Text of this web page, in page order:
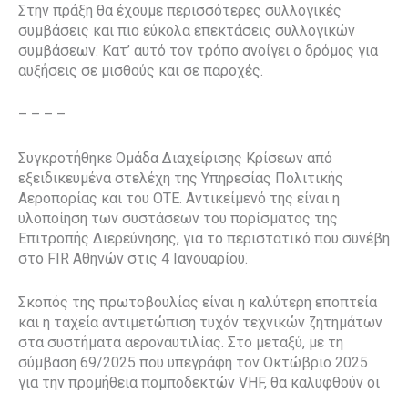
Στην πράξη θα έχουμε περισσότερες συλλογικές
συμβάσεις και πιο εύκολα επεκτάσεις συλλογικών
συμβάσεων. Κατ’ αυτό τον τρόπο ανοίγει ο δρόμος για
αυξήσεις σε μισθούς και σε παροχές.
– – – –
Συγκροτήθηκε Ομάδα Διαχείρισης Κρίσεων από
εξειδικευμένα στελέχη της Υπηρεσίας Πολιτικής
Αεροπορίας και του ΟΤΕ. Αντικείμενό της είναι η
υλοποίηση των συστάσεων του πορίσματος της
Επιτροπής Διερεύνησης, για το περιστατικό που συνέβη
στο FIR Αθηνών στις 4 Ιανουαρίου.
Σκοπός της πρωτοβουλίας είναι η καλύτερη εποπτεία
και η ταχεία αντιμετώπιση τυχόν τεχνικών ζητημάτων
στα συστήματα αεροναυτιλίας. Στο μεταξύ, με τη
σύμβαση 69/2025 που υπεγράφη τον Οκτώβριο 2025
για την προμήθεια πομποδεκτών VHF, θα καλυφθούν οι